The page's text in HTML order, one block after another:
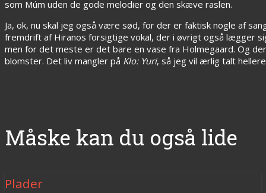
som Múm uden de gode melodier og den skæve raslen.
Ja, ok, nu skal jeg også være sød, for der er faktisk nogle af
fremdrift af Hiranos forsigtige vokal, der i øvrigt også lægger
men for det meste er det bare en vase fra Holmegaard. Og
blomster. Det liv mangler på Klo: Yuri, så jeg vil ærlig talt
Måske kan du også lide
Plader